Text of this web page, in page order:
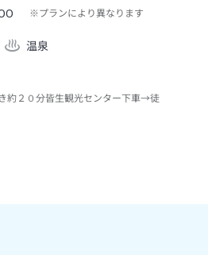
※プランにより異なります
温泉
約２０分皆生観光センター下車→徒